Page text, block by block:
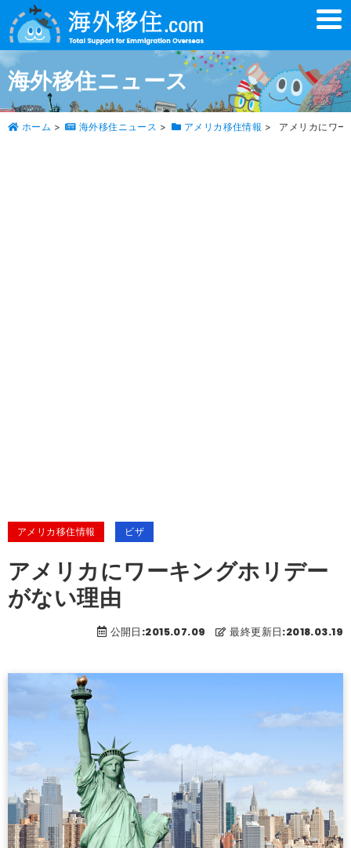
t
o
g
e
n
a
v
i
海外移住ニュース
ホーム > 海外移住ニュース > アメリカ移住情報 > アメリカにワー
アメリカ移住情報 ビザ
アメリカにワーキングホリデー
がない理由
公開日:2015.07.09 最終更新日:2018.03.19